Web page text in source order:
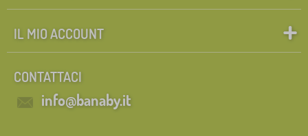
IL MIO ACCOUNT
CONTATTACI
info@banaby.it